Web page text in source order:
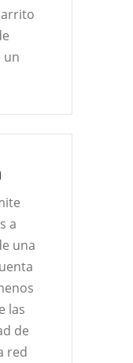
un
a
una
las
de
red